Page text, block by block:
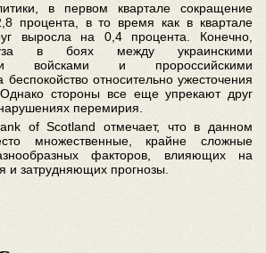
в первом квартале сокращение
процента, в то время как в квартале
выросла на 0,4 процента. Конечно,
в боях между украинскими
войсками и пророссийскими
относительно ужесточения
стороны все еще упрекают друг
перемирия.
of Scotland отмечает, что в данном
множественные, крайне сложные
факторов, влияющих на
и затрудняющих прогнозы.